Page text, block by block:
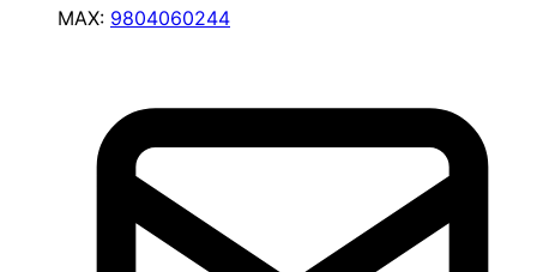
MAX: 9804060244